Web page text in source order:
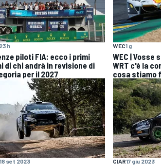
23 h
piloti FIA: ecco i primi
di chi andrà in revisione di
per il 2027
WEC1 g
WEC | Vosse
WRT c'è la
cosa stiamo
18 set 2023 CIAR17 giu 2023